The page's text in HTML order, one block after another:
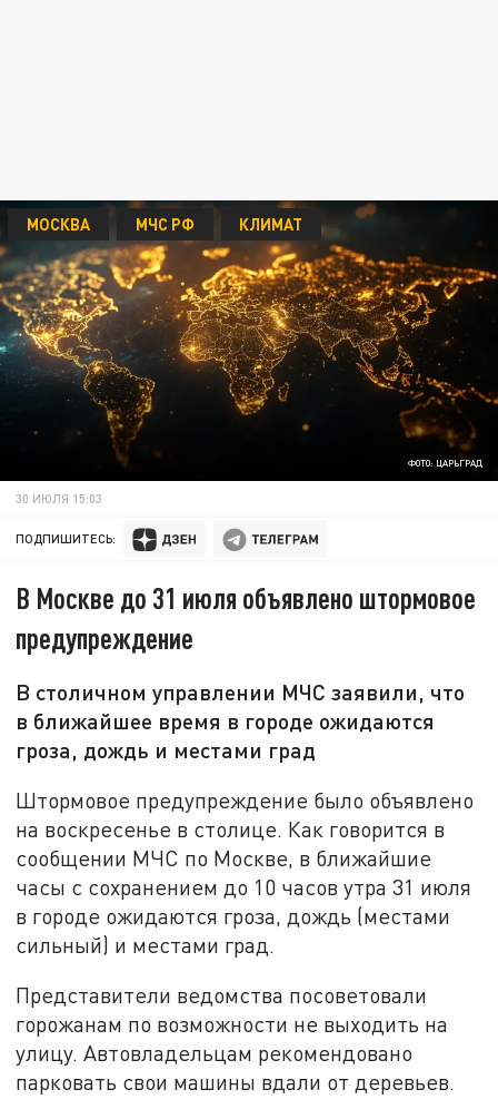
ФОТО: ЦАРЬГРАД
МОСКВА МЧС РФ КЛИМАТ
30 ИЮЛЯ 15:03
ПОДПИШИТЕСЬ:
В Москве до 31 июля объявлено штормовое
предупреждение
В столичном управлении МЧС заявили, что
в ближайшее время в городе ожидаются
гроза, дождь и местами град
Штормовое предупреждение было объявлено
на воскресенье в столице. Как говорится в
сообщении МЧС по Москве, в ближайшие
часы с сохранением до 10 часов утра 31 июля
в городе ожидаются гроза, дождь (местами
сильный) и местами град.
Представители ведомства посоветовали
горожанам по возможности не выходить на
улицу. Автовладельцам рекомендовано
парковать свои машины вдали от деревьев.